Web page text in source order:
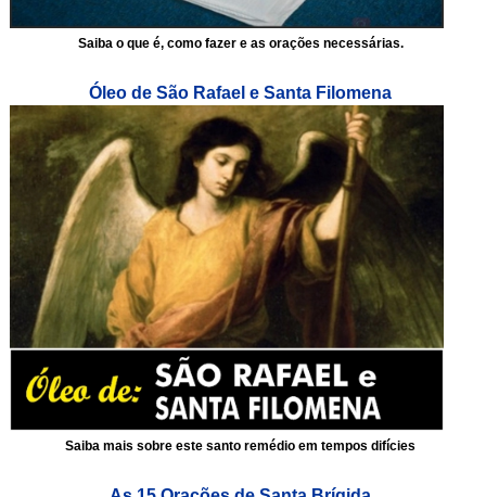
Saiba o que é, como fazer e as orações necessárias.
Óleo de São Rafael e Santa Filomena
Saiba mais sobre este santo remédio em tempos difícies